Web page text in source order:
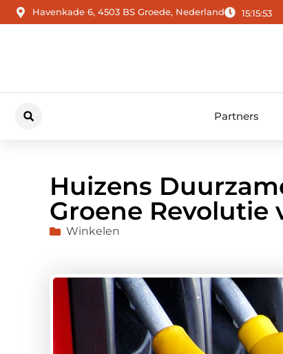
Havenkade 6, 4503 BS Groede, Nederland 15:15:54
Partners
Huizens
Groene Revolutie
Winkelen